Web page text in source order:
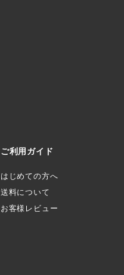
ご利用ガイド
はじめての方へ
送料について
お客様レビュー